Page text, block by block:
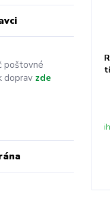
poštovné
doprav zde